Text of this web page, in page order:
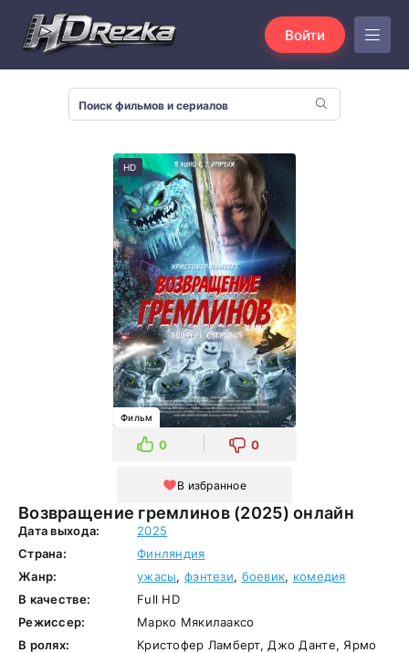
Войти
Возвращение гремлинов (2025) онлайн
HD
Фильм
0 0
В избранное
Дата выхода:
2025
Страна:
Финляндия
Жанр:
ужасы, фэнтези, боевик, комедия
В качестве:
Full HD
Режиссер:
Марко Мякилааксо
В ролях:
Кристофер Ламберт, Джо Данте, Ярмо